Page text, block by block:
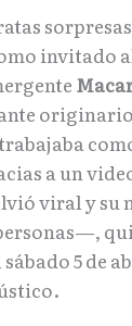
invitado
a un
viral y su
5 de